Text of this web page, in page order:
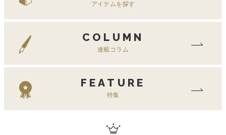
アイテムを探す
COLUMN
連載コラム
FEATURE
特集